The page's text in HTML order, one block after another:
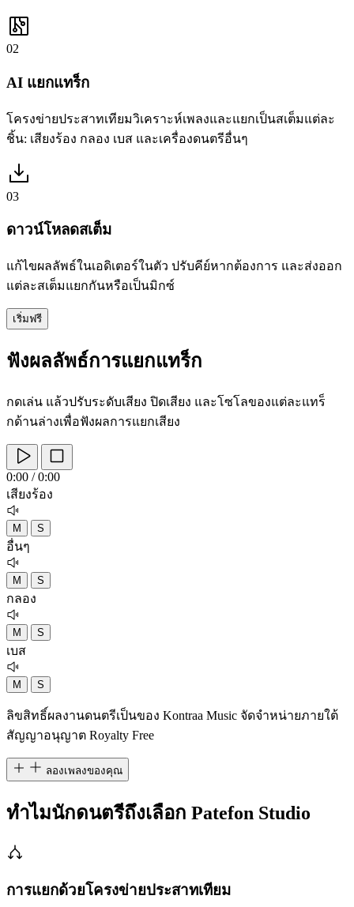
02
AI แยกแทร็ก
โครงข่ายประสาทเทียมวิเคราะห์เพลงและแยกเป็นสเต็มแต่ละ
ชิ้น: เสียงร้อง กลอง เบส และเครื่องดนตรีอื่นๆ
03
ดาวน์โหลดสเต็ม
แก้ไขผลลัพธ์ในเอดิเตอร์ในตัว ปรับคีย์หากต้องการ และส่งออก
แต่ละสเต็มแยกกันหรือเป็นมิกซ์
เริ่มฟรี
ฟังผลลัพธ์การแยกแทร็ก
กดเล่น แล้วปรับระดับเสียง ปิดเสียง และโซโลของแต่ละแทร็
กด้านล่างเพื่อฟังผลการแยกเสียง
0:00 / 0:00
เสียงร้อง
M S
อื่นๆ
M S
กลอง
M S
เบส
M S
ลิขสิทธิ์ผลงานดนตรีเป็นของ Kontraa Music จัดจำหน่ายภายใต้
สัญญาอนุญาต Royalty Free
ลองเพลงของคุณ
ทำไมนักดนตรีถึงเลือก Patefon Studio
การแยกด้วยโครงข่ายประสาทเทียม